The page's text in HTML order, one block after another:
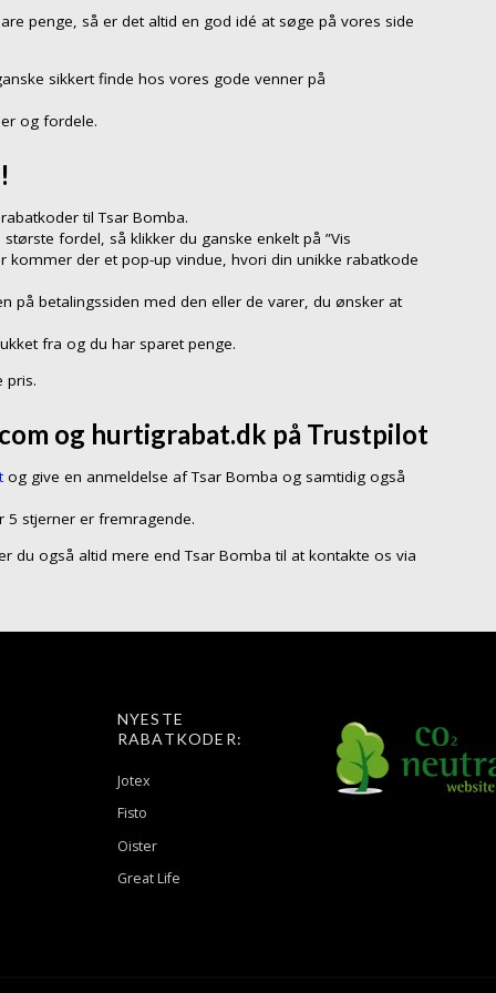
penge, så er det altid en god idé at søge på vores side
sikkert finde hos vores gode venner på
og fordele.
til Tsar Bomba.
fordel, så klikker du ganske enkelt på ”Vis
kommer der et pop-up vindue, hvori din unikke rabatkode
på betalingssiden med den eller de varer, du ønsker at
fra og du har sparet penge.
pris.
og hurtigrabat.dk på Trustpilot
og give en anmeldelse af Tsar Bomba og samtidig også
5 stjerner er fremragende.
du også altid mere end Tsar Bomba til at kontakte os via
NYESTE
RABATKODER:
Jotex
Fisto
Oister
Great Life